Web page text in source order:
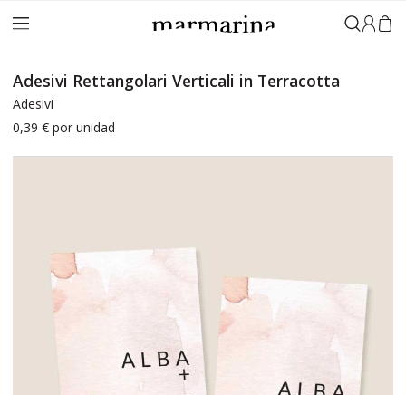
Accedi
Adesivi Rettangolari Verticali in Terracotta
Adesivi
0,39 € por unidad